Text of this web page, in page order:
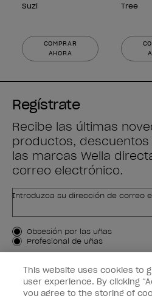
Suzi
COMPRAR
AHORA
Tree
Regístrate
Recibe las últimas
productos,
las marcas Wella
correo electrónico.
Introduzca su dirección de correo
Tipo de cliente
Obsesión por las uñas
Profesional de uñas
APÚNTAME
Customer Information
This website uses cookies to
user experience. By clicking
you agree to the storing of